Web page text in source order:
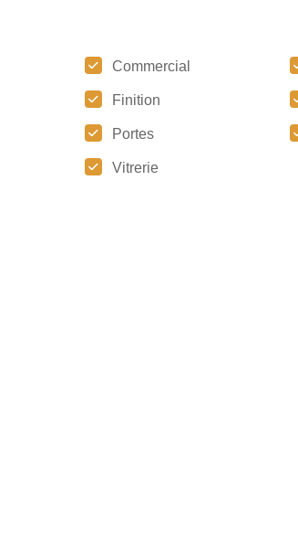
Commercial
Finition
Portes
Vitrerie